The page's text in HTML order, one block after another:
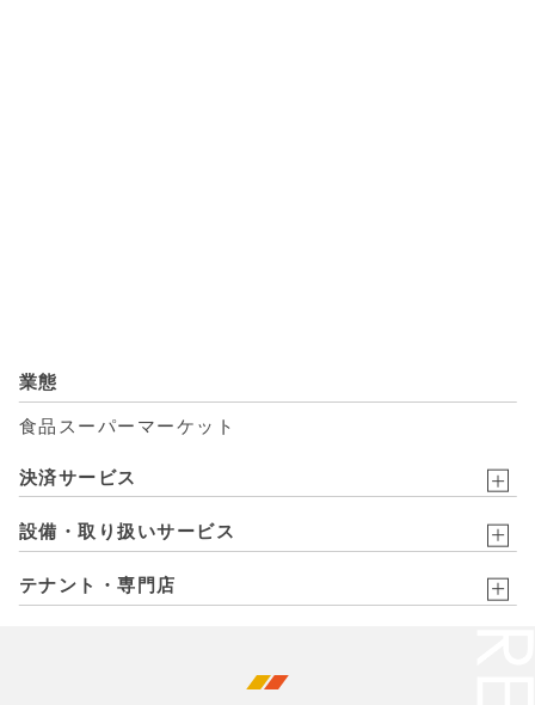
業態
食品スーパーマーケット
決済サービス
設備・取り扱いサービス
テナント・専門店